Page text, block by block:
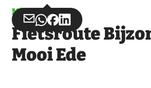
Missbrauch
Teilen
über
Email
Teilen
über
WhatsApp
Teilen
auf
Facebook
Teilen
auf
LinkedIn
Fietsroute
Mooi Ede